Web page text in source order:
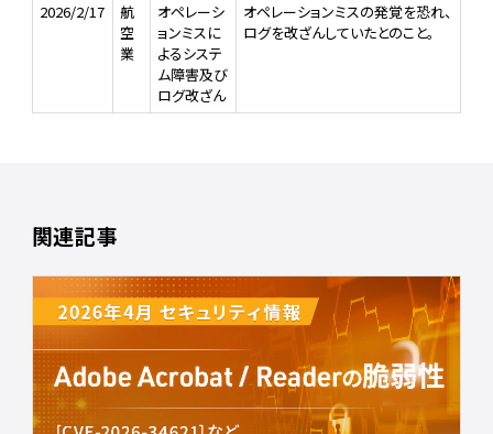
2026/2/17
航
空
業
オペレーシ
ョンミスに
よるシステ
ム障害及び
ログ改ざん
オペレーションミスの発覚を恐れ、
ログを改ざんしていたとのこと。
関連記事